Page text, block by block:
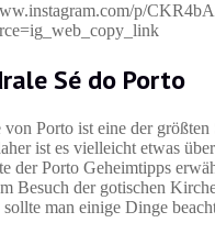
p/
Sé do Porto
Porto ist eine der größten
ist es vielleicht etwas
der Porto Geheimtipps
Besuch der gotischen
man einige Dinge